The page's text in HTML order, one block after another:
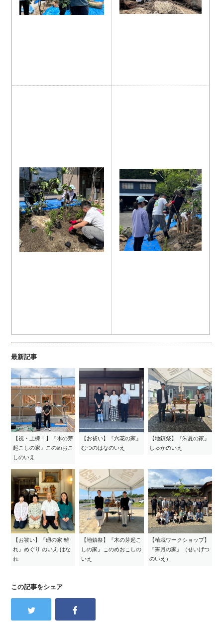
最新記事
【祝・上棟！】『木の芽
起こしの家』このめおこ
しのいえ
【お祓い】『六花の家』
むつのはなのいえ
【地鎮祭】『朱夏の家』
しゅかのいえ
【お祓い】『廻の家 離
れ』めぐり のいえ はな
れ
【地鎮祭】『木の芽起こ
しの家』このめおこしの
いえ
【植栽ワークショップ】
『霽月の家』（せいげつ
のいえ）
この記事をシェア